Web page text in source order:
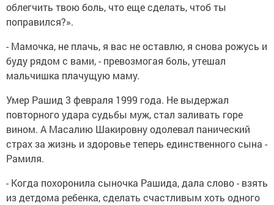
облегчить твою боль, что еще сделать, чтоб ты
поправился?».
- Мамочка, не плачь, я вас не оставлю, я снова рожусь и
буду рядом с вами, - превозмогая боль, утешал
мальчишка плачущую маму.
Умер Рашид 3 февраля 1999 года. Не выдержал
повторного удара судьбы муж, стал заливать горе
вином. А Масалию Шакировну одолевал панический
страх за жизнь и здоровье теперь единственного сына -
Рамиля.
- Когда похоронила сыночка Рашида, дала слово - взять
из детдома ребенка, сделать счастливым хоть одного